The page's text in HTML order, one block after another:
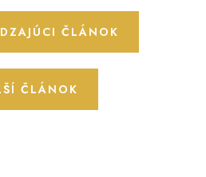
ČLÁNOK
ČLÁNOK